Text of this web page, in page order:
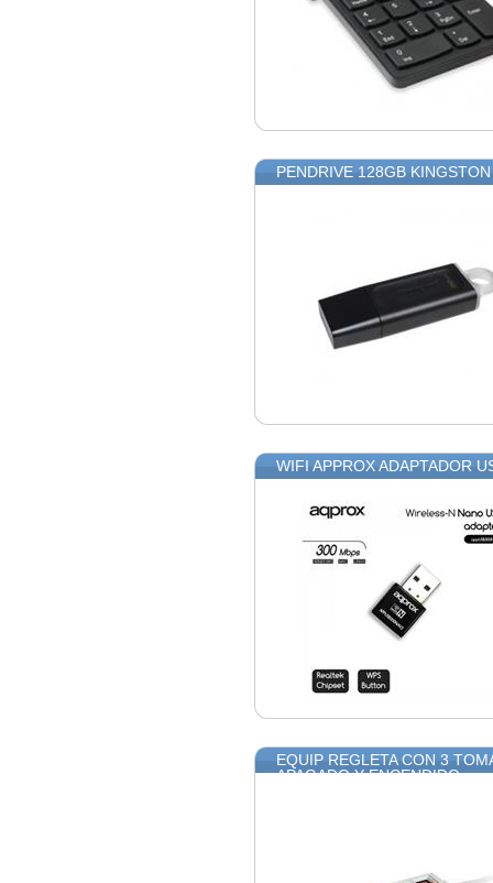
PENDRIVE 128GB
WIFI APPROX ADAPTADOR
EQUIP REGLETA CON 3
APAGADO Y ENCENDIDO